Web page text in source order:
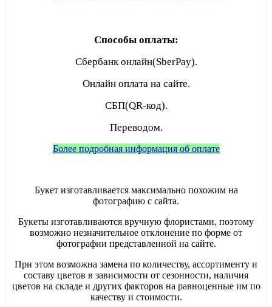
Способы оплаты:
Сбербанк онлайн(SberPay).
Онлайн оплата на сайте.
СБП(QR-код).
Переводом.
Более подробная информация об оплате
Букет изготавливается максимально похожим на
фотографию с сайта.
Букеты изготавливаются вручную флористами, поэтому
возможно незначительное отклонение по форме от
фотографии представленной на сайте.
При этом возможна замена по количеству, ассортименту и
составу цветов в зависимости от сезонности, наличия
цветов на складе и других факторов на равноценные им по
качеству и стоимости.